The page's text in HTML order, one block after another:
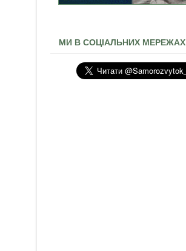
МИ В СОЦІАЛЬНИХ МЕРЕЖАХ